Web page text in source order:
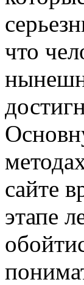
что
сайте
этапе